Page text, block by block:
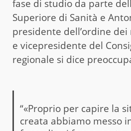
fase di studio da parte
Superiore di Sanità e
presidente dell’ordine
e vicepresidente del
regionale si dice
“«Proprio per capire la
creata abbiamo messo